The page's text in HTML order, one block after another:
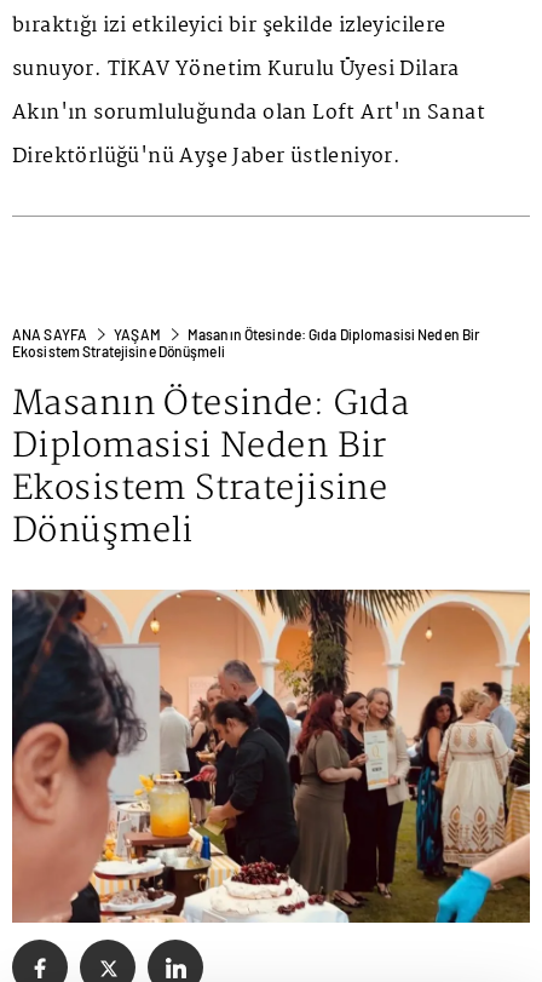
bıraktığı izi etkileyici bir şekilde izleyicilere
sunuyor. TİKAV Yönetim Kurulu Üyesi Dilara
Akın'ın sorumluluğunda olan Loft Art'ın Sanat
Direktörlüğü'nü Ayşe Jaber üstleniyor.
ANA SAYFA YAŞAM
Masanın Ötesinde: Gıda Diplomasisi Neden Bir
Ekosistem Stratejisine Dönüşmeli
Masanın Ötesinde: Gıda
Diplomasisi Neden Bir
Ekosistem Stratejisine
Dönüşmeli